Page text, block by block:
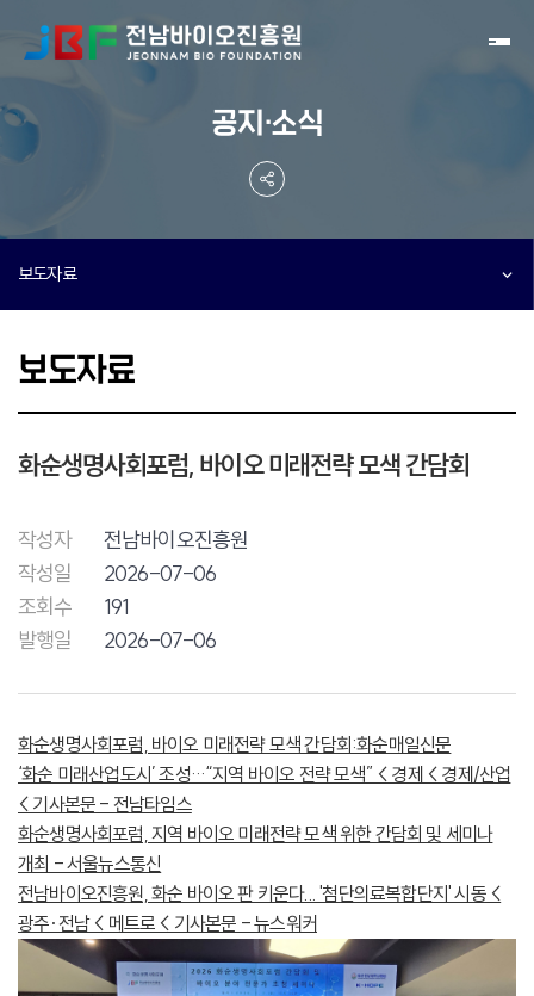
공지·소식
보도자료
보도자료
화순생명사회포럼, 바이오 미래전략 모색 간담회
작성자
전남바이오진흥원
작성일
2026-07-06
조회수
191
발행일
2026-07-06
화순생명사회포럼, 바이오 미래전략 모색 간담회:화순매일신문
‘화순 미래산업도시’ 조성…“지역 바이오 전략 모색” < 경제 < 경제/산업
< 기사본문 - 전남타임스
화순생명사회포럼, 지역 바이오 미래전략 모색 위한 간담회 및 세미나
개최 - 서울뉴스통신
전남바이오진흥원, 화순 바이오 판 키운다... '첨단의료복합단지' 시동 <
광주·전남 < 메트로 < 기사본문 - 뉴스워커